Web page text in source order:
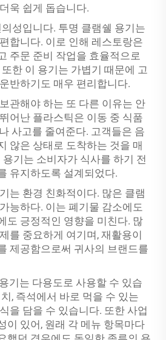
욱 쉽게 돕습니다.
성입니다. 투명 클램쉘 용기는
합니다. 이로 인해 레스토랑은
주문 준비 작업을 효율적으로
한 이 용기는 가볍기 때문에 고
반하기도 매우 편리합니다.
관해야 하는 또 다른 이유는 안
어난 플라스틱은 이동 중 식품
사고를 줄여준다. 고객들은 음
않은 상태로 도착하는 것을 매
기는 소비자가 식사를 하기 전
유지하도록 설계되었다.
는 환경 친화적이다. 많은 클램
능하다. 이는 폐기물 감소에도
도 긍정적인 영향을 미친다. 많
를 중요하게 여기며, 재활용이
제공함으로써 귀사의 브랜드를
기는 다용도로 사용할 수 있습
, 즉석에서 바로 먹을 수 있는
을 담을 수 있습니다. 또한 사업
이 있어, 원래 각 메뉴 항목마다